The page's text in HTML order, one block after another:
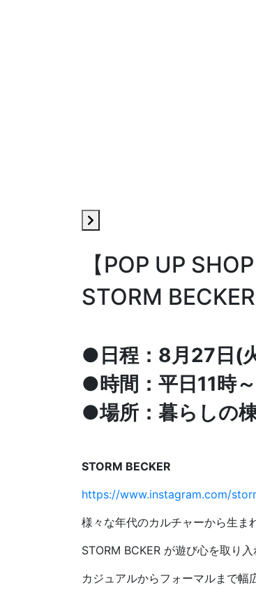
【POP UP SHOP
STORM
●日程：8月27日(
●時間：平日11時
●場所：暮らしの
STORM BECKER
https://www.instagram.com/
様々な年代のカルチャーから生ま
STORM BCKER が遊び心を取り
カジュアルからフォーマルまで幅